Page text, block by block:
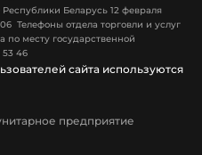
Беларусь 12 февраля
Телефоны отдела торговли и услуг
месту государственной
53 46
сайта используются
предприятие